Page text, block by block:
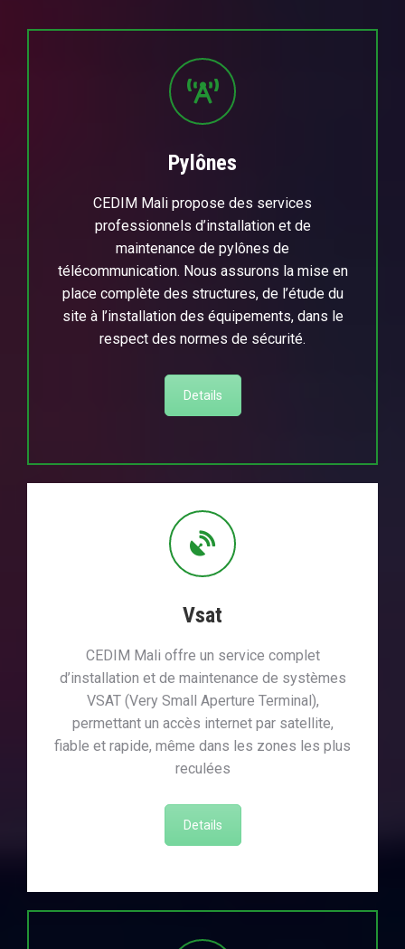
Pylônes
CEDIM Mali propose des services
professionnels d’installation et de
maintenance de pylônes de
télécommunication. Nous assurons la mise en
place complète des structures, de l’étude du
site à l’installation des équipements, dans le
respect des normes de sécurité.
Details
Vsat
CEDIM Mali offre un service complet
d’installation et de maintenance de systèmes
VSAT (Very Small Aperture Terminal),
permettant un accès internet par satellite,
fiable et rapide, même dans les zones les plus
reculées
Details